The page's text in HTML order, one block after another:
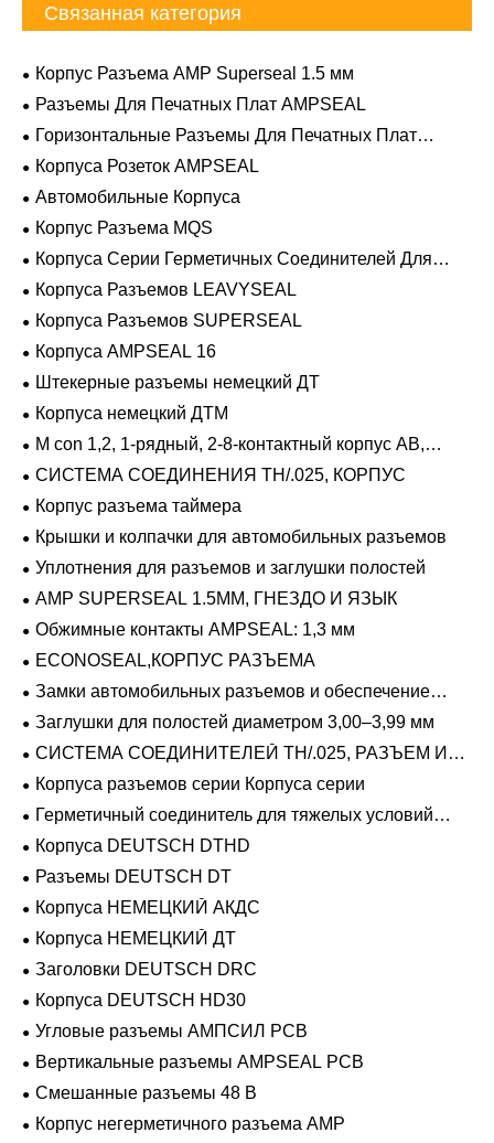
Связанная категория
Корпус Разъема AMP Superseal 1.5 мм
Разъемы Для Печатных Плат AMPSEAL
Горизонтальные Разъемы Для Печатных Плат
AMPSEAL
Корпуса Розеток AMPSEAL
Автомобильные Корпуса
Корпус Разъема MQS
Корпуса Серии Герметичных Соединителей Для
Тяжелых Условий Эксплуатации
Корпуса Разъемов LEAVYSEAL
Корпуса Разъемов SUPERSEAL
Корпуса AMPSEAL 16
Штекерные разъемы немецкий ДТ
Корпуса немецкий ДТМ
M con 1,2, 1-рядный, 2-8-контактный корпус AB,
герметичный
СИСТЕМА СОЕДИНЕНИЯ TH/.025, КОРПУС
Корпус разъема таймера
Крышки и колпачки для автомобильных разъемов
Уплотнения для разъемов и заглушки полостей
AMP SUPERSEAL 1.5MM, ГНЕЗДО И ЯЗЫК
Обжимные контакты AMPSEAL: 1,3 мм
ECONOSEAL,КОРПУС РАЗЪЕМА
Замки автомобильных разъемов и обеспечение
положения
Заглушки для полостей диаметром 3,00–3,99 мм
СИСТЕМА СОЕДИНИТЕЛЕЙ TH/.025, РАЗЪЕМ И
ВКЛАДЫШ
Корпуса разъемов серии Корпуса серии
Герметичный соединитель для тяжелых условий
эксплуатации Фиксирующие направляющие серии
Корпуса DEUTSCH DTHD
Разъемы DEUTSCH DT
Корпуса НЕМЕЦКИЙ АКДС
Корпуса НЕМЕЦКИЙ ДТ
Заголовки DEUTSCH DRC
Корпуса DEUTSCH HD30
Угловые разъемы АМПСИЛ PCB
Вертикальные разъемы AMPSEAL PCB
Смешанные разъемы 48 В
Корпус негерметичного разъема AMP